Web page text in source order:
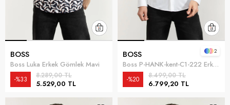
BOSS
Boss Luka Erkek Gömlek Mavi
5.529,00 TL
8.289,00 TL
%33
BOSS
Boss P-HANK-kent-C1-222 Erkek Gömlek Beyaz
6.799,20 TL
8.499,00 TL
%20
2